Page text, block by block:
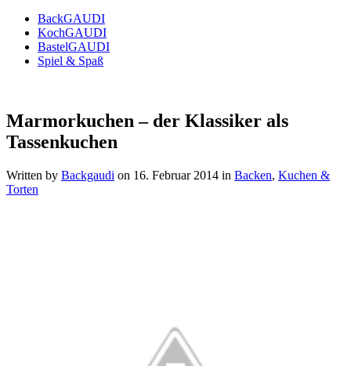
BackGAUDI
KochGAUDI
BastelGAUDI
Spiel & Spaß
Marmorkuchen – der Klassiker als
Tassenkuchen
Written by Backgaudi on 16. Februar 2014 in Backen, Kuchen &
Torten